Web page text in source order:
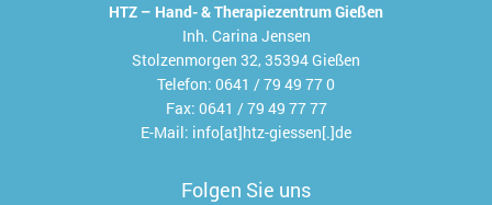
HTZ – Hand- & Therapiezentrum Gießen
Inh. Carina Jensen
Stolzenmorgen 32, 35394 Gießen
Telefon: 0641 / 79 49 77 0
Fax: 0641 / 79 49 77 77
E-Mail: info[at]htz-giessen[.]de
Folgen Sie uns